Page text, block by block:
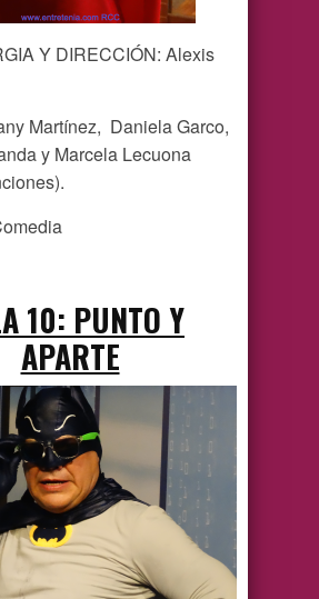
Y DIRECCIÓN: Alexis
Martínez, Daniela Garco,
y Marcela Lecuona
10: PUNTO Y
APARTE